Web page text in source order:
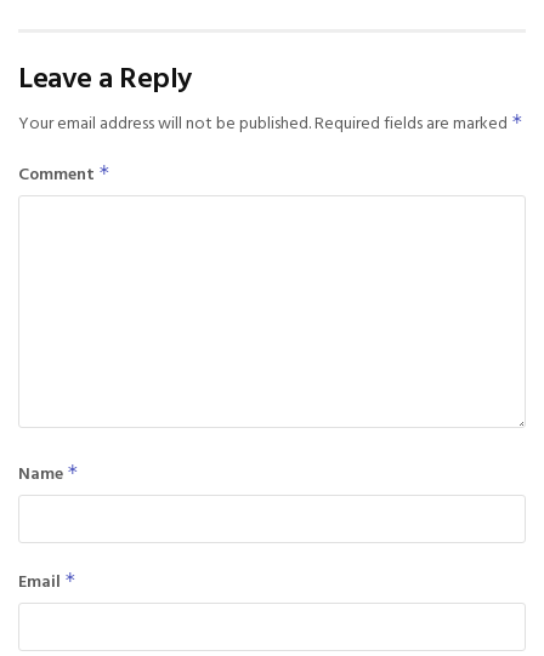
Leave a Reply
Your email address will not be published.Required fields are marked *
Comment *
Name *
Email *